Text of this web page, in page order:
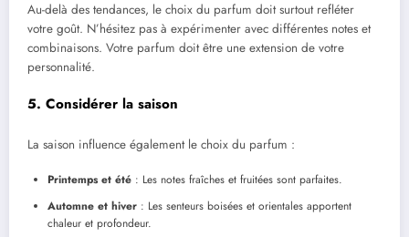
Au-delà des tendances, le choix du parfum doit surtout refléter
votre goût. N’hésitez pas à expérimenter avec différentes notes et
combinaisons. Votre parfum doit être une extension de votre
personnalité.
5. Considérer la saison
La saison influence également le choix du parfum :
Printemps et été : Les notes fraîches et fruitées sont parfaites.
Automne et hiver : Les senteurs boisées et orientales apportent
chaleur et profondeur.